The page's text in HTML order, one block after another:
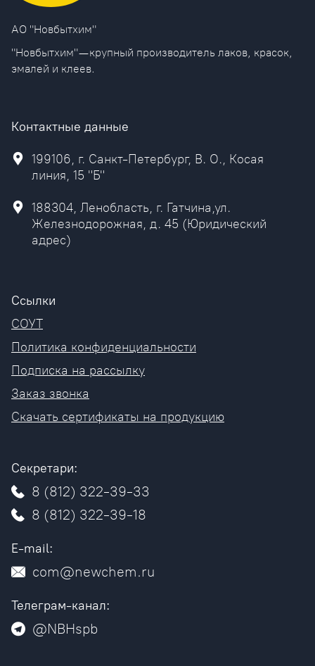
AO "Новбытхим"
"Новбытхим" — крупный производитель лаков, красок,
эмалей и клеев.
Контактные данные
199106, г. Санкт-Петербург, В. О., Косая
линия, 15 "Б"
188304, Ленобласть, г. Гатчина,ул.
Железнодорожная, д. 45 (Юридический
адрес)
Ссылки
СОУТ
Политика конфиденциальности
Подписка на рассылку
Заказ звонка
Скачать сертификаты на продукцию
Секретари:
8 (812) 322-39-33
8 (812) 322-39-18
E-mail:
com@newchem.ru
Телеграм-канал:
@NBHspb